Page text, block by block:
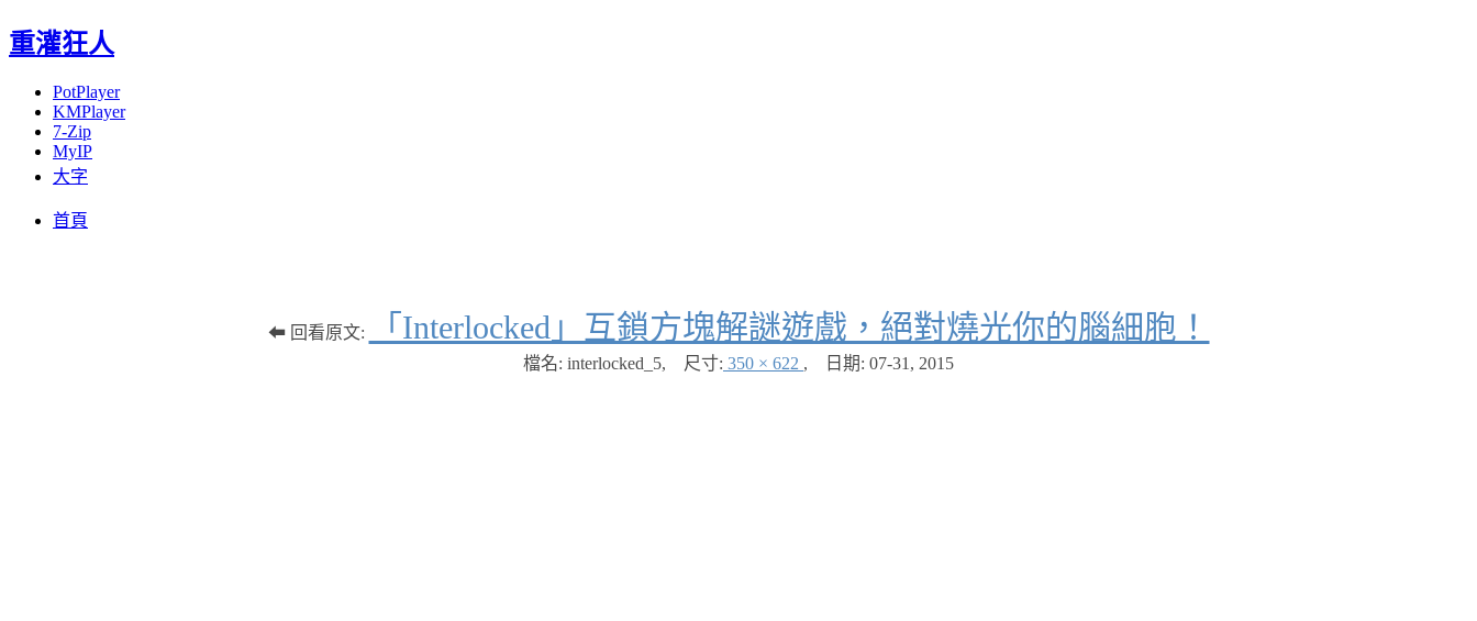
重灌狂人
PotPlayer
KMPlayer
7-Zip
MyIP
大字
首頁
⬅ 回看原文: 「Interlocked」互鎖方塊解謎遊戲，絕對燒光你的腦細胞！
檔名: interlocked_5, 尺寸: 350 × 622 , 日期: 07-31, 2015